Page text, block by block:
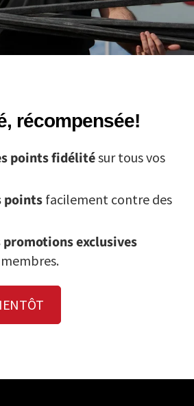
récompensée!
points fidélitésur tous vos
points facilement contre des
promotions exclusives